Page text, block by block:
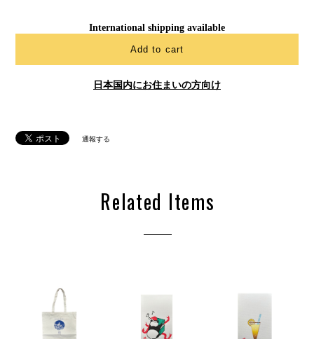
International shipping available
Add to cart
日本国内にお住まいの方向け
通報する
Related Items